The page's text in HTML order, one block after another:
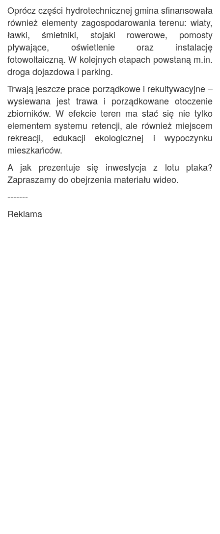
Oprócz części hydrotechnicznej gmina sfinansowała
również elementy zagospodarowania terenu: wiaty,
ławki, śmietniki, stojaki rowerowe, pomosty
pływające, oświetlenie oraz instalację
fotowoltaiczną. W kolejnych etapach powstaną m.in.
droga dojazdowa i parking.
Trwają jeszcze prace porządkowe i rekultywacyjne –
wysiewana jest trawa i porządkowane otoczenie
zbiorników. W efekcie teren ma stać się nie tylko
elementem systemu retencji, ale również miejscem
rekreacji, edukacji ekologicznej i wypoczynku
mieszkańców.
A jak prezentuje się inwestycja z lotu ptaka?
Zapraszamy do obejrzenia materiału wideo.
-------
Reklama